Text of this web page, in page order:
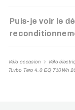
Puis-je voir le
Vélo occasion Vélo
Turbo Tero 4.0 EQ 710Wh